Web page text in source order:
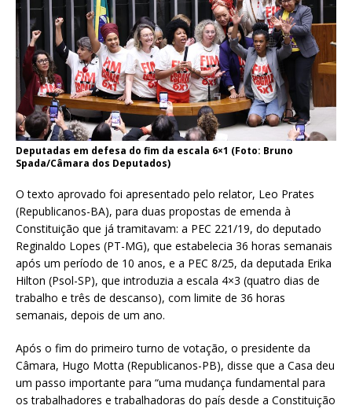
Deputadas em defesa do fim da escala 6×1 (Foto: Bruno
Spada/Câmara dos Deputados)
O texto aprovado foi apresentado pelo relator, Leo Prates
(Republicanos-BA), para duas propostas de emenda à
Constituição que já tramitavam: a PEC 221/19, do deputado
Reginaldo Lopes (PT-MG), que estabelecia 36 horas semanais
após um período de 10 anos, e a PEC 8/25, da deputada Erika
Hilton (Psol-SP), que introduzia a escala 4×3 (quatro dias de
trabalho e três de descanso), com limite de 36 horas
semanais, depois de um ano.
Após o fim do primeiro turno de votação, o presidente da
Câmara, Hugo Motta (Republicanos-PB), disse que a Casa deu
um passo importante para “uma mudança fundamental para
os trabalhadores e trabalhadoras do país desde a Constituição